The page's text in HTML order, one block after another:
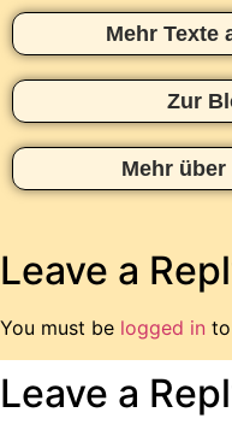
Mehr Texte
Zur
Mehr über
Leave a
You must be logged in
Leave a